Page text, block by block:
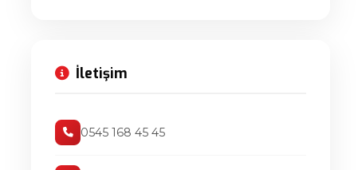
İletişim
0545 168 45 45